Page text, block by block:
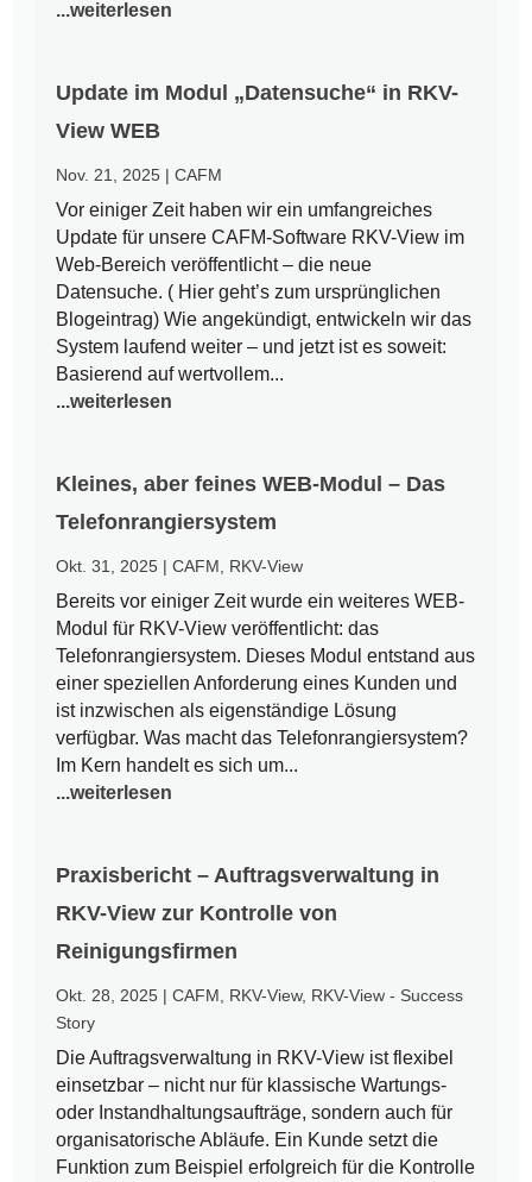
...weiterlesen
Update im Modul „Datensuche“ in RKV-
View WEB
Nov. 21, 2025 |CAFM
Vor einiger Zeit haben wir ein umfangreiches
Update für unsere CAFM-Software RKV-View im
Web-Bereich veröffentlicht – die neue
Datensuche. ( Hier geht’s zum ursprünglichen
Blogeintrag) Wie angekündigt, entwickeln wir das
System laufend weiter – und jetzt ist es soweit:
Basierend auf wertvollem...
...weiterlesen
Kleines, aber feines WEB-Modul – Das
Telefonrangiersystem
Okt. 31, 2025 |CAFM RKV-View
Bereits vor einiger Zeit wurde ein weiteres WEB-
Modul für RKV-View veröffentlicht: das
Telefonrangiersystem. Dieses Modul entstand aus
einer speziellen Anforderung eines Kunden und
ist inzwischen als eigenständige Lösung
verfügbar. Was macht das Telefonrangiersystem?
Im Kern handelt es sich um...
...weiterlesen
Praxisbericht – Auftragsverwaltung in
RKV-View zur Kontrolle von
Reinigungsfirmen
Okt. 28, 2025 |CAFM RKV-View, RKV-View - Success
Story
Die Auftragsverwaltung in RKV-View ist flexibel
einsetzbar – nicht nur für klassische Wartungs-
oder Instandhaltungsaufträge, sondern auch für
organisatorische Abläufe. Ein Kunde setzt die
Funktion zum Beispiel erfolgreich für die Kontrolle